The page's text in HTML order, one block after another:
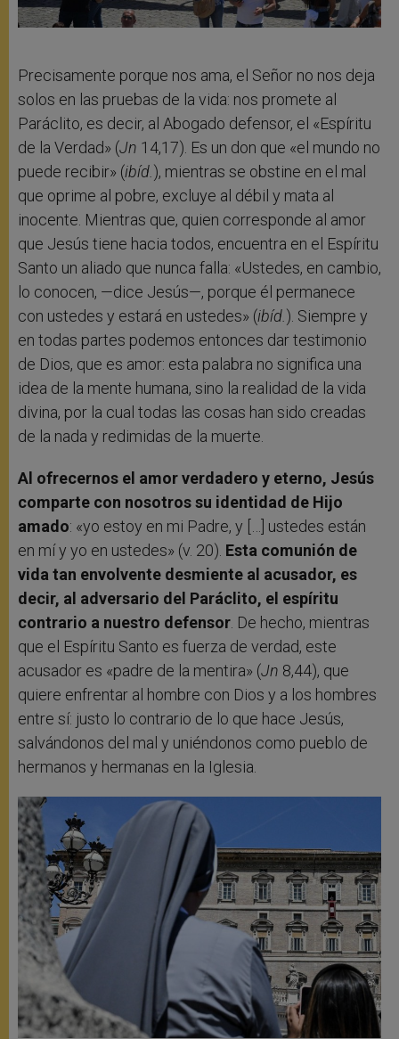
Precisamente porque nos ama, el Señor no nos deja
solos en las pruebas de la vida: nos promete al
Paráclito, es decir, al Abogado defensor, el «Espíritu
de la Verdad» (Jn 14,17). Es un don que «el mundo no
puede recibir» (ibíd. ), mientras se obstine en el mal
que oprime al pobre, excluye al débil y mata al
inocente. Mientras que, quien corresponde al amor
que Jesús tiene hacia todos, encuentra en el Espíritu
Santo un aliado que nunca falla: «Ustedes, en cambio,
lo conocen, —dice Jesús—, porque él permanece
con ustedes y estará en ustedes» (ibíd. ). Siempre y
en todas partes podemos entonces dar testimonio
de Dios, que es amor: esta palabra no significa una
idea de la mente humana, sino la realidad de la vida
divina, por la cual todas las cosas han sido creadas
de la nada y redimidas de la muerte.
Al ofrecernos el amor verdadero y eterno, Jesús
comparte con nosotros su identidad de Hijo
amado: «yo estoy en mi Padre, y […] ustedes están
en mí y yo en ustedes» (v. 20). Esta comunión de
vida tan envolvente desmiente al acusador, es
decir, al adversario del Paráclito, el espíritu
contrario a nuestro defensor . De hecho, mientras
que el Espíritu Santo es fuerza de verdad, este
acusador es «padre de la mentira» (Jn 8,44), que
quiere enfrentar al hombre con Dios y a los hombres
entre sí: justo lo contrario de lo que hace Jesús,
salvándonos del mal y uniéndonos como pueblo de
hermanos y hermanas en la Iglesia.